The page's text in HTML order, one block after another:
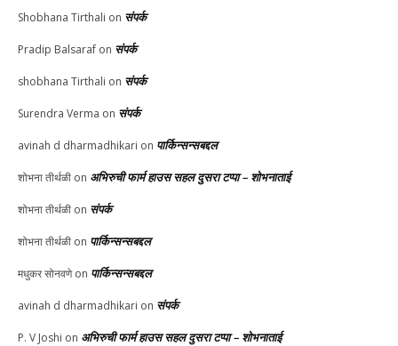
Shobhana Tirthali on संपर्क
Pradip Balsaraf on संपर्क
shobhana Tirthali on संपर्क
Surendra Verma on संपर्क
avinah d dharmadhikari on पार्किन्सन्सबद्दल
शोभना तीर्थळी on अभिरुची फार्म हाउस सहल दुसरा टप्पा – शोभनाताई
शोभना तीर्थळी on संपर्क
शोभना तीर्थळी on पार्किन्सन्सबद्दल
मधुकर सोनवणेon पार्किन्सन्सबद्दल
avinah d dharmadhikari on संपर्क
P. V Joshi on अभिरुची फार्म हाउस सहल दुसरा टप्पा – शोभनाताई